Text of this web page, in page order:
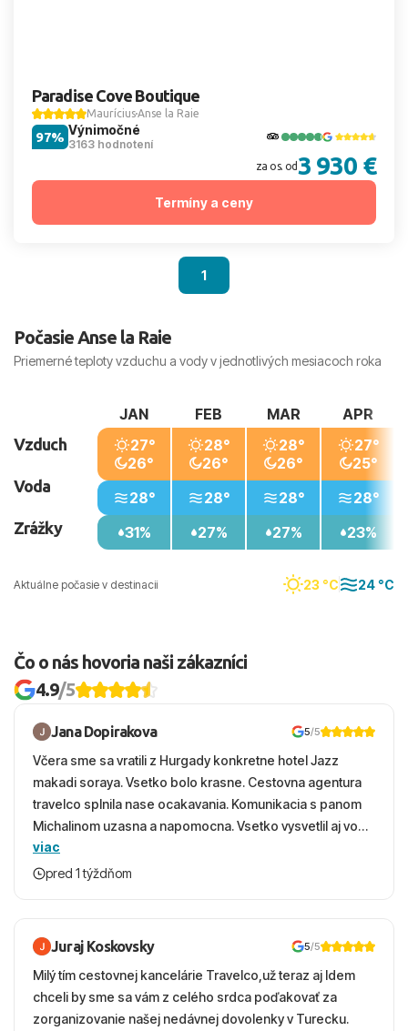
Paradise Cove Boutique
MauríciusAnse la Raie
Výnimočné
3163 hodnotení
97%
za os. od 3 930 €
Termíny a ceny
1
Počasie Anse la Raie
Priemerné teploty vzduchu a vody v jednotlivých mesiacoch roka
Aktuálne počasie v destinacii 23 °C 24 °C
Vzduch
Voda
Zrážky
JAN
27°
26°
28°
31%
FEB
28°
26°
28°
27%
MAR
28°
26°
28°
27%
APR
27°
25°
28°
23%
Čo o nás hovoria naši zákazníci
4.9/5
Jana Dopirakova 5/5
Včera sme sa vratili z Hurgady konkretne hotel Jazz
makadi soraya. Vsetko bolo krasne. Cestovna agentura
travelco splnila nase ocakavania. Komunikacia s panom
Michalinom uzasna a napomocna. Vsetko vysvetlil aj vo
vecernych hodinach zaco sa ospravedlnujem. Hotel
krasny, cisty. Sluzby top. Strava, prostredie, more,
viac
pred 1 týždňom
Juraj Koskovsky 5/5
Milý tím cestovnej kancelárie Travelco,už teraz aj Idem
chceli by sme sa vám z celého srdca poďakovať za
zorganizovanie našej nedávnej dovolenky v Turecku.